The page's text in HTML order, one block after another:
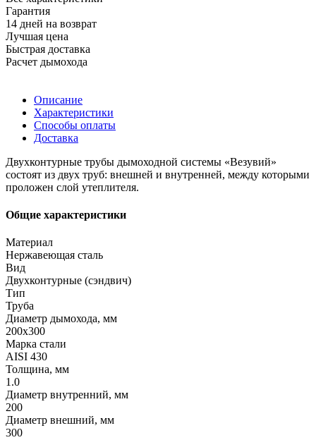
Гарантия
14 дней на возврат
Лучшая цена
Быстрая доставка
Расчет дымохода
Описание
Характеристики
Способы оплаты
Доставка
Двухконтурные трубы дымоходной системы «Везувий»
состоят из двух труб: внешней и внутренней, между которыми
проложен слой утеплителя.
Общие характеристики
Материал
Нержавеющая сталь
Вид
Двухконтурные (сэндвич)
Тип
Труба
Диаметр дымохода, мм
200х300
Марка стали
AISI 430
Толщина, мм
1.0
Диаметр внутренний, мм
200
Диаметр внешний, мм
300